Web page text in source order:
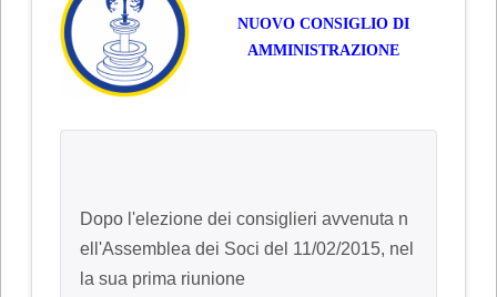
NUOVO CONSIGLIO DI
AMMINISTRAZIONE
Dopo l'elezione dei consiglieri avvenuta n
ell'Assemblea dei Soci del 11/02/2015, nel
la sua prima riunione